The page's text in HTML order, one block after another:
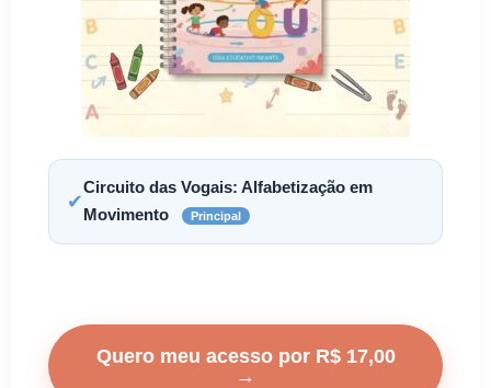
✔
Circuito das Vogais: Alfabetização em
Movimento
Principal
Quero meu acesso por R$ 17,00
→